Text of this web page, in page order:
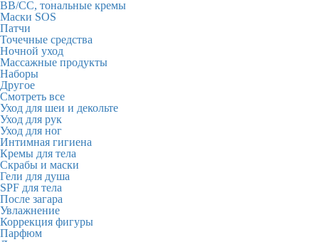
BB/CC, тональные кремы
Маски SOS
Патчи
Точечные средства
Ночной уход
Массажные продукты
Наборы
Другое
Смотреть все
Уход для шеи и декольте
Уход для рук
Уход для ног
Интимная гигиена
Кремы для тела
Скрабы и маски
Гели для душа
SPF для тела
После загара
Увлажнение
Коррекция фигуры
Парфюм